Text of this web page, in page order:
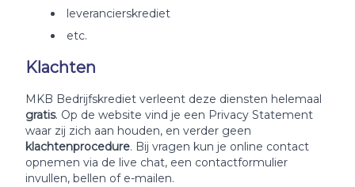
leverancierskrediet
etc.
Klachten
MKB Bedrijfskrediet verleent deze diensten helemaal
gratis. Op de website vind je een Privacy Statement
waar zij zich aan houden, en verder geen
klachtenprocedure. Bij vragen kun je online contact
opnemen via de live chat, een contactformulier
invullen, bellen of e-mailen.